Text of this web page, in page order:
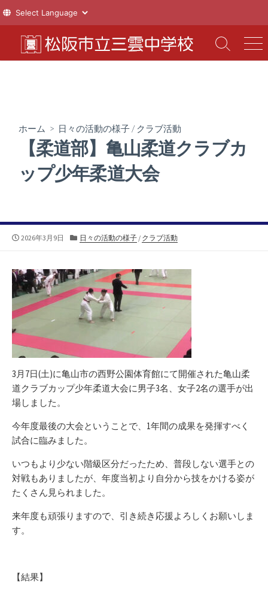
テ
検
索
メ
ニ
ホーム > 日々の活動の様子 / クラブ活動
【柔道部】亀山柔道クラブカ
ップ少年柔道大会
公
2026年3月9日
カ
リ
日々の活動の様子/ クラブ活動
3月7日(土)に亀山市の西野公園体育館にて開催された亀山柔
道クラブカップ少年柔道大会に男子3名、女子2名の選手が出
場しました。
今年度最後の大会ということで、1年間の成果を発揮すべく
試合に臨みました。
いつもより少ない階級区分だったため、普段しない選手との
対戦もありましたが、年度当初より自分から技をかける姿が
たくさん見られました。
来年度も頑張りますので、引き続き応援よろしくお願いしま
す。
【結果】